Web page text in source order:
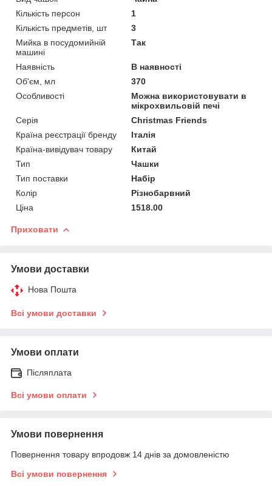
Кількість персон
1
Кількість предметів, шт
3
Мийка в посудомийній
машині
Так
Наявність
В наявності
Об'єм, мл
370
Особливості
Можна використовувати в
мікрохвильовій печі
Серія
Christmas Friends
Країна реєстрації бренду
Італія
Країна-вивідувач товару
Китай
Тип
Чашки
Тип поставки
Набір
Колір
Різнобарвний
Ціна
1518.00
Приховати
Умови доставки
Нова Пошта
Всі умови доставки
Умови оплати
Післяплата
Всі умови оплати
Умови повернення
Повернення товару впродовж 14 днів за домовленістю
Всі умови повернення